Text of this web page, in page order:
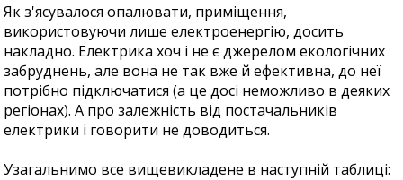
Як з'ясувалося опалювати, приміщення,
використовуючи лише електроенергію, досить
накладно. Електрика хоч і не є джерелом екологічних
забруднень, але вона не так вже й ефективна, до неї
потрібно підключатися (а це досі неможливо в деяких
регіонах). А про залежність від постачальників
електрики і говорити не доводиться.
Узагальнимо все вищевикладене в наступній таблиці: